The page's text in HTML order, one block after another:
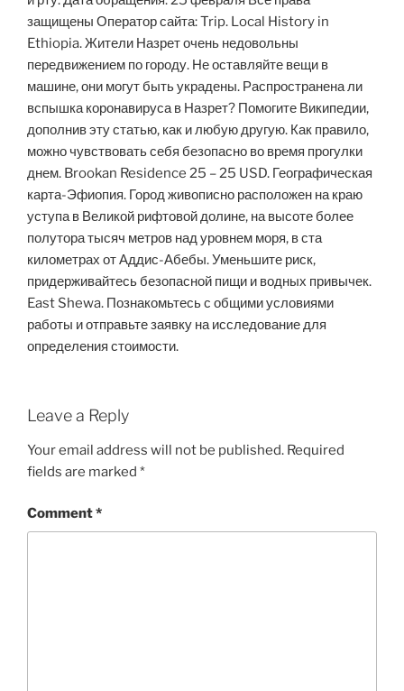
защищены Оператор сайта: Trip. Local History in
Ethiopia. Жители Назрет очень недовольны
передвижением по городу. Не оставляйте вещи в
машине, они могут быть украдены. Распространена ли
вспышка коронавируса в Назрет? Помогите Википедии,
дополнив эту статью, как и любую другую. Как правило,
можно чувствовать себя безопасно во время прогулки
днем. Brookan Residence 25 – 25 USD. Географическая
карта-Эфиопия. Город живописно расположен на краю
уступа в Великой рифтовой долине, на высоте более
полутора тысяч метров над уровнем моря, в ста
километрах от Аддис-Абебы. Уменьшите риск,
придерживайтесь безопасной пищи и водных привычек.
East Shewa. Познакомьтесь с общими условиями
работы и отправьте заявку на исследование для
определения стоимости.
Leave a Reply
Your email address will not be published. Required
fields are marked *
Comment*